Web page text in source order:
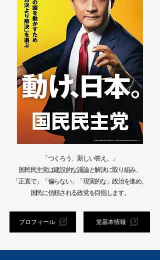
「つくろう、新しい答え。」
国民民主党は建設的な議論と解決に取り組み、
「正直で」「偏らない」「現実的な」政治を進め、
国民に信頼される政党を目指します。
プロフィール 党基本情報